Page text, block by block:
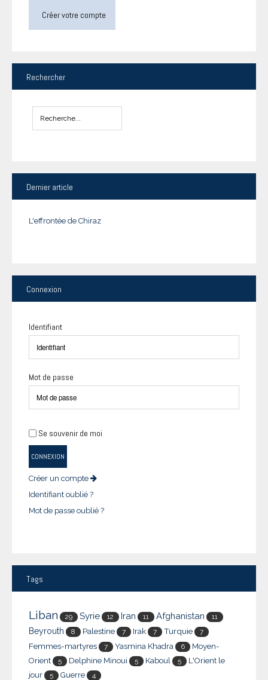
Créer votre compte
Rechercher
Dernier article
L'effrontée de Chiraz
Connexion
Identifiant
Mot de passe
Se souvenir de moi
CONNEXION
Créer un compte
Identifiant oublié ?
Mot de passe oublié ?
Tags
Liban 29 Syrie 12 Iran 11 Afghanistan 11
Beyrouth 8 Palestine 7 Irak 7 Turquie 7
Femmes-martyres 7 Yasmina Khadra 6
Moyen-
Orient
5 Delphine Minoui 5 Kaboul 5
L'Orient le
jour
5 Guerre 4